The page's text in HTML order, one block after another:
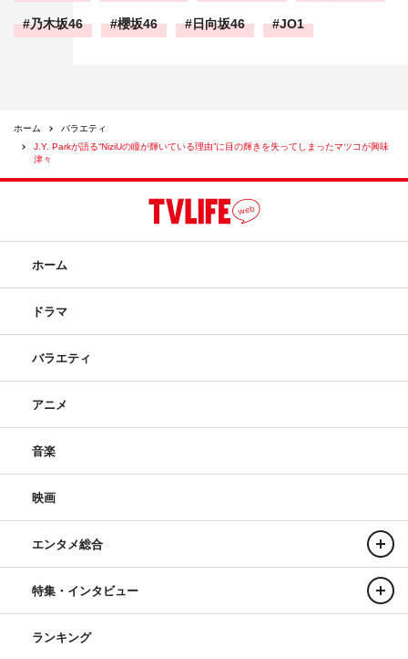
乃木坂46 櫻坂46 日向坂46 JO1
ホーム
バラエティ
J.Y. Parkが語る“NiziUの瞳が輝いている理由”に目の輝きを失ってしまったマツコが興味
津々
ホーム
ドラマ
バラエティ
アニメ
音楽
映画
エンタメ総合
特集・インタビュー
ランキング